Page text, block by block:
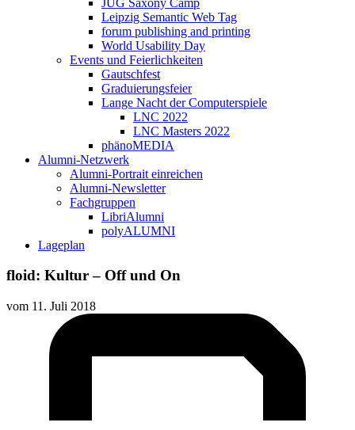
Leipzig Semantic Web Tag
forum publishing and printing
World Usability Day
Events und Feierlichkeiten
Gautschfest
Graduierungsfeier
Lange Nacht der Computerspiele
LNC 2022
LNC Masters 2022
phänoMEDIA
Alumni-Netzwerk
Alumni-Portrait einreichen
Alumni-Newsletter
Fachgruppen
LibriAlumni
polyALUMNI
Lageplan
floid: Kultur – Off und On
vom 11. Juli 2018